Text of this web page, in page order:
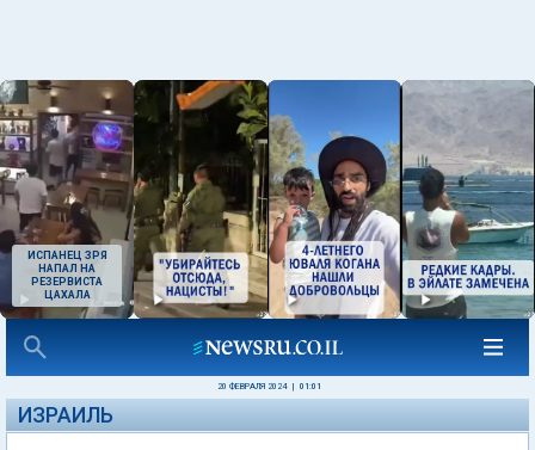
ИСПАНЕЦ ЗРЯ
НАПАЛ НА
РЕЗЕРВИСТА
ЦАХАЛА
20 ФЕВРАЛЯ 2024 01:01
ИЗРАИЛЬ